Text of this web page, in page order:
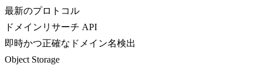
最新のプロトコル
ドメインリサーチ API
即時かつ正確なドメイン名検出
Object Storage